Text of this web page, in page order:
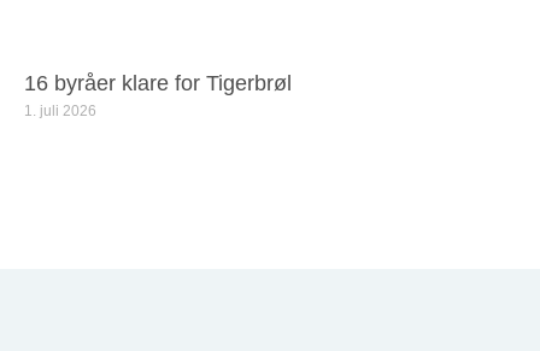
16 byråer klare for Tigerbrøl
1. juli 2026